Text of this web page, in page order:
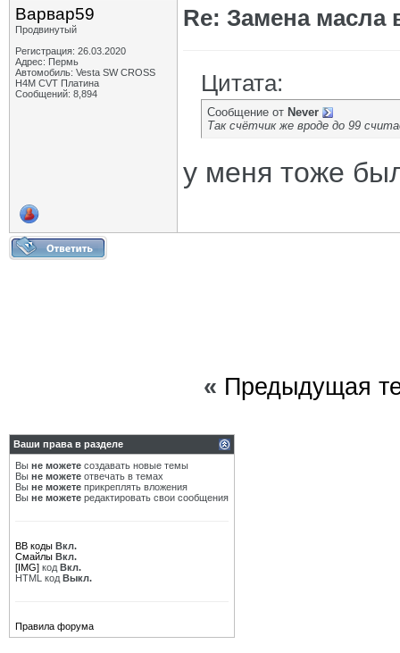
Варвар59
Продвинутый
Регистрация: 26.03.2020
Адрес: Пермь
Автомобиль: Vesta SW CROSS
H4M CVT Платина
Сообщений: 8,894
Re: Замена масла
Цитата:
Сообщение от Never
Так счётчик же вроде до 99
у меня тоже
« Предыдущая
Ваши права в разделе
Вы не можете создавать новые темы
Вы не можете отвечать в темах
Вы не можете прикреплять вложения
Вы не можете редактировать свои сообщения
BB коды Вкл.
Смайлы Вкл.
[IMG] код Вкл.
HTML код Выкл.
Правила форума